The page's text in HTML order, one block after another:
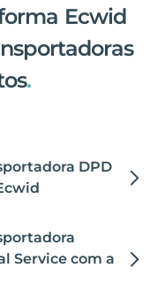
Ecwid
.
DPD
Service com a